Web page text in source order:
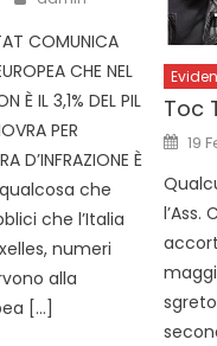
COMUNICA
CHE NEL
È IL 3,1% DEL PIL
PER
D’INFRAZIONE È
qualcosa che
che l’Italia
numeri
alla
[…]
Toc
on
19
l’Ass.